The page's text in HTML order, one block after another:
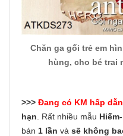
Chăn ga gối trẻ em
hùng, cho bé trai
>>> Đang có KM hấp
hạn . Rất nhiều mẫu
bán 1 lần và sẽ không